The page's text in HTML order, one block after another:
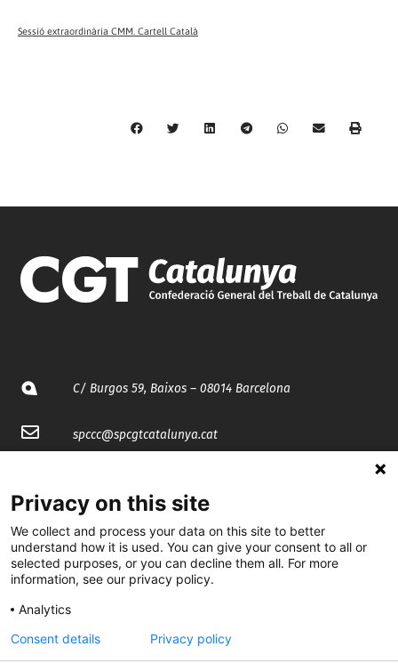
Sessió extraordinària CMM. Cartell Català
C/ Burgos 59, Baixos – 08014 Barcelona
spccc@spcgtcatalunya.cat
@CGTCatalunya
cgtcatalunya
cgtcatalunya
Privacy on this site
We collect and process your data on this site to better
understand how it is used. You can give your consent to all or
selected purposes, or you can decline them all. For more
information, see our privacy policy.
Analytics
Consent details
Privacy policy